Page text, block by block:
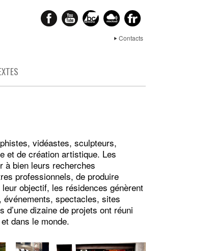
Contacts
vidéastes, sculpteurs,
et de création artistique. Les
à bien leurs recherches
professionnels, de produire
objectif, les résidences génèrent
spectacles, sites
dizaine de projets ont réuni
dans le monde.